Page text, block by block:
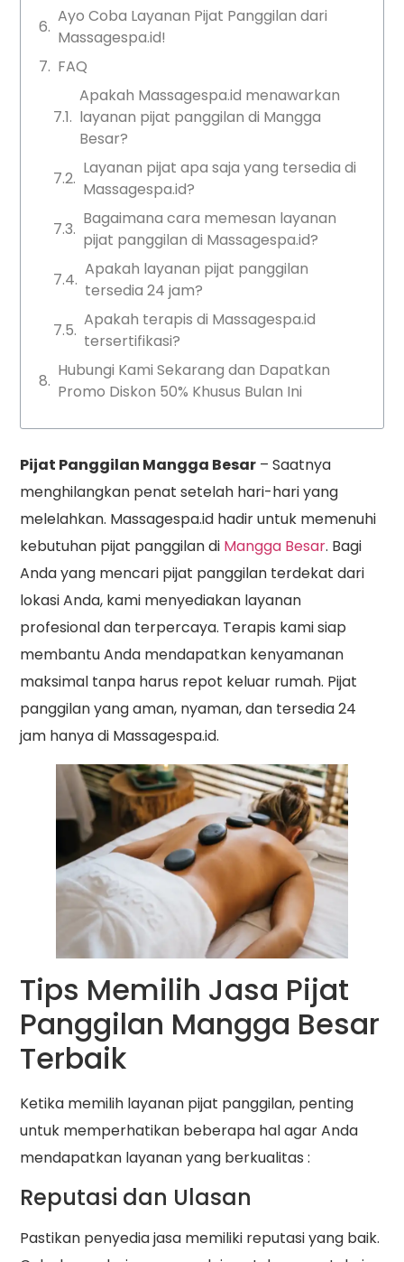
Ayo Coba Layanan Pijat Panggilan dari
Massagespa.id!
FAQ
Apakah Massagespa.id menawarkan
layanan pijat panggilan di Mangga
Besar?
Layanan pijat apa saja yang tersedia di
Massagespa.id?
Bagaimana cara memesan layanan
pijat panggilan di Massagespa.id?
Apakah layanan pijat panggilan
tersedia 24 jam?
Apakah terapis di Massagespa.id
tersertifikasi?
Hubungi Kami Sekarang dan Dapatkan
Promo Diskon 50% Khusus Bulan Ini
Pijat Panggilan Mangga Besar – Saatnya
menghilangkan penat setelah hari-hari yang
melelahkan. Massagespa.id hadir untuk memenuhi
kebutuhan pijat panggilan di Mangga Besar. Bagi
Anda yang mencari pijat panggilan terdekat dari
lokasi Anda, kami menyediakan layanan
profesional dan terpercaya. Terapis kami siap
membantu Anda mendapatkan kenyamanan
maksimal tanpa harus repot keluar rumah. Pijat
panggilan yang aman, nyaman, dan tersedia 24
jam hanya di Massagespa.id.
Tips Memilih Jasa Pijat
Panggilan Mangga Besar
Terbaik
Ketika memilih layanan pijat panggilan, penting
untuk memperhatikan beberapa hal agar Anda
mendapatkan layanan yang berkualitas :
Reputasi dan Ulasan
Pastikan penyedia jasa memiliki reputasi yang baik.